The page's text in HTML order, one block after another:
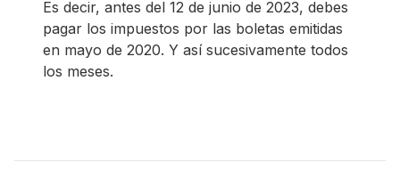
Es decir, antes del 12 de junio de 2023, debes
pagar los impuestos por las boletas emitidas
en mayo de 2020. Y así sucesivamente todos
los meses.